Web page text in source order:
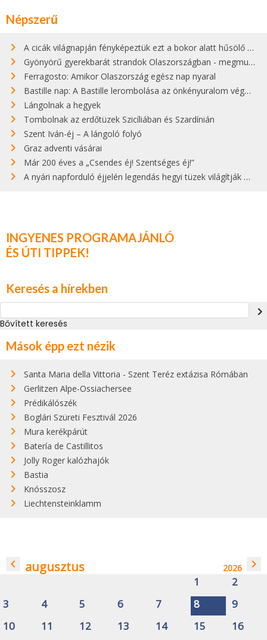
Népszerű
A cicák világnapján fényképeztük ezt a bokor alatt hűsölő cicát Kisorosziban
Gyönyörű gyerekbarát strandok Olaszországban - megmutatjuk a 15 legjobbat
Ferragosto: Amikor Olaszország egész nap nyaral
Bastille nap: A Bastille lerombolása az önkényuralom végét jelentette
Lángolnak a hegyek
Tombolnak az erdőtüzek Szicíliában és Szardínián
Szent Iván-éj – A lángoló folyó
Graz adventi vásárai
Már 200 éves a „Csendes éj! Szentséges éj!”
A nyári napforduló éjjelén legendás hegyi tüzek világítják meg Zugspitzét
INGYENES PROGRAMAJÁNLÓ
ÉS ÚTI TIPPEK!
Keresés a hírekben
navigate_next
Bővített keresés
Mások épp ezt nézik
Santa Maria della Vittoria - Szent Teréz extázisa Rómában
Gerlitzen Alpe-Ossiachersee
Prédikálószék
Boglári Szüreti Fesztivál 2026
Mura kerékpárút
Batería de Castillitos
Jolly Roger kalózhajók
Bastia
Knósszosz
Liechtensteinklamm
navigate_before augusztus 2026 navigate_next
1
2
3
4 5 6 7 8
9
10
11 12 13 14 15
16